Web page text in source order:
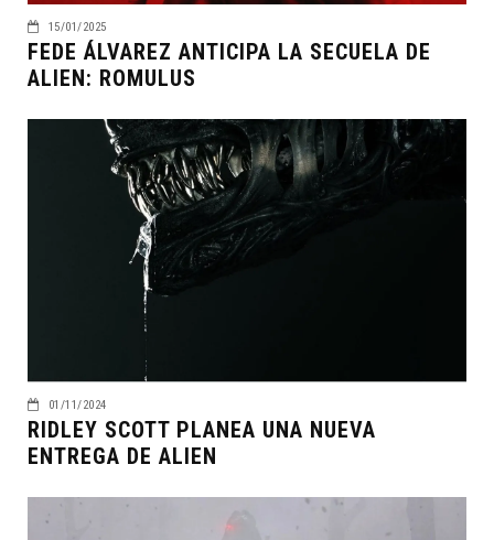
15/01/2025
FEDE ÁLVAREZ ANTICIPA LA SECUELA DE
ALIEN: ROMULUS
01/11/2024
RIDLEY SCOTT PLANEA UNA NUEVA
ENTREGA DE ALIEN